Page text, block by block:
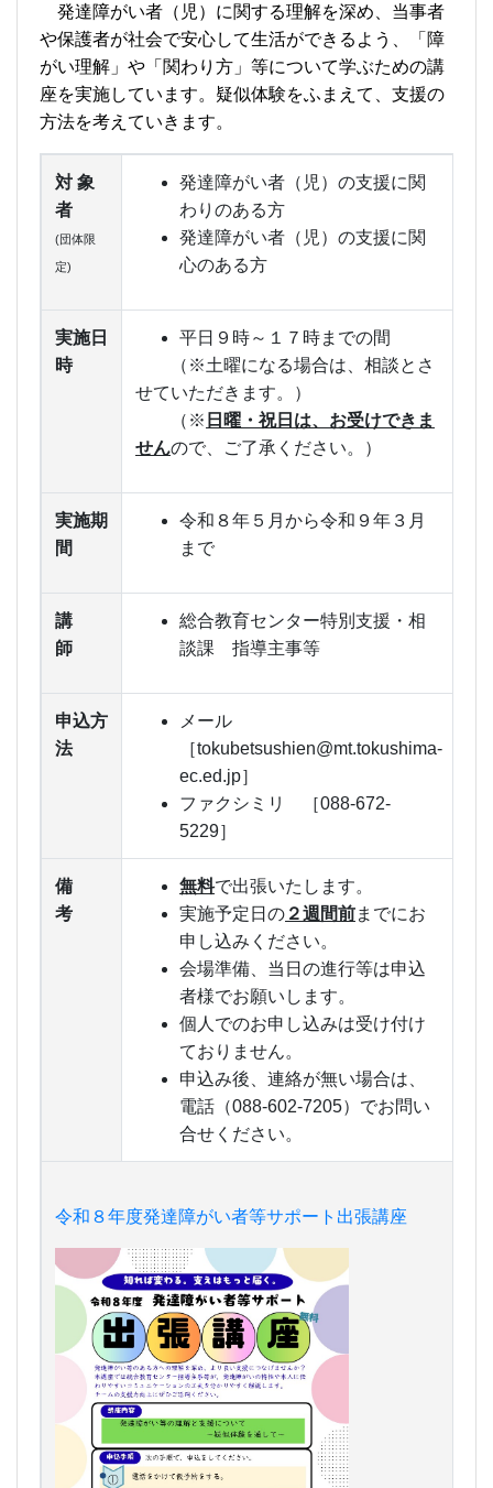
発達障がい者（児）に関する理解を深め、当事者
や保護者が社会で安心して生活ができるよう、「障
がい理解」や「関わり方」等について学ぶための講
座を実施しています。疑似体験をふまえて、支援の
方法を考えていきます。
対 象
者
(団体限
定)
発達障がい者（児）の支援に関
わりのある方
発達障がい者（児）の支援に関
心のある方
実施日
時
平日９時～１７時までの間
（※土曜になる場合は、相談とさ
せていただきます。）
（※ 日曜・祝日は、お受けできま
せんので、ご了承ください。）
実施期
間
令和８年５月から令和９年３月
まで
講
師
総合教育センター特別支援・相
談課 指導主事等
申込方
法
メール
［tokubetsushien@mt.tokushima-
ec.ed.jp］
ファクシミリ ［088-672-
5229］
備
考
無料で出張いたします。
実施予定日の ２週間前までにお
申し込みください。
会場準備、当日の進行等は申込
者様でお願いします。
個人でのお申し込みは受け付け
ておりません。
申込み後、連絡が無い場合は、
電話（088-602-7205）でお問い
合せください。
令和８年度発達障がい者等サポート出張講座